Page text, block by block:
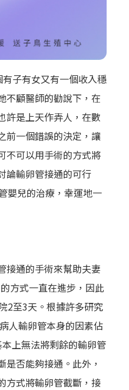
子有女又有一個收入穩
不顧醫師的勸說下，在
許是上天作弄人，在數
前一個錯誤的決定，讓
不可以用手術的方式將
論輸卵管接通的可行
嬰兒的治療，幸運地一
接通的手術來幫助夫妻
方式一直在進步，因此
2至3天。根據許多研究
人輸卵管本身的因素佔
上無法將剩餘的輸卵管
否能夠接通。此外，
方式將輸卵管截斷，接